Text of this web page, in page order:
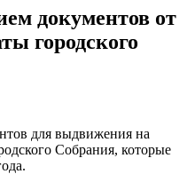
документов от
городского
для выдвижения на
Собрания, которые